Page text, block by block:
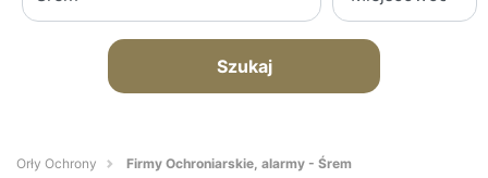
Szukaj
Orły Ochrony Firmy Ochroniarskie, alarmy - Śrem